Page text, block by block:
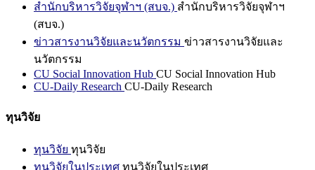
สำนักบริหารวิจัยจุฬาฯ (สบจ.) สำนักบริหารวิจัยจุฬาฯ
(สบจ.)
ข่าวสารงานวิจัยและนวัตกรรม ข่าวสารงานวิจัยและ
นวัตกรรม
CU Social Innovation Hub CU Social Innovation Hub
CU-Daily Research CU-Daily Research
ทุนวิจัย
ทุนวิจัย ทุนวิจัย
ทุนวิจัยในประเทศ ทุนวิจัยในประเทศ